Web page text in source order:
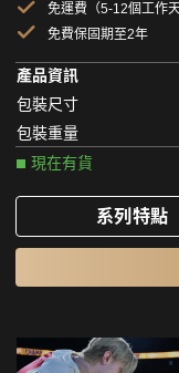
免運費（5-12個工作天
免費保固期至2年
產品資訊
包裝尺寸
包裝重量
現在有貨
系列特點